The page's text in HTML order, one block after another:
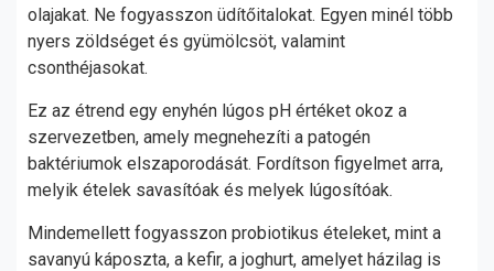
olajakat. Ne fogyasszon üdítőitalokat. Egyen minél több
nyers zöldséget és gyümölcsöt, valamint
csonthéjasokat.
Ez az étrend egy enyhén lúgos pH értéket okoz a
szervezetben, amely megnehezíti a patogén
baktériumok elszaporodását. Fordítson figyelmet arra,
melyik ételek savasítóak és melyek lúgosítóak.
Mindemellett fogyasszon probiotikus ételeket, mint a
savanyú káposzta, a kefir, a joghurt, amelyet házilag is